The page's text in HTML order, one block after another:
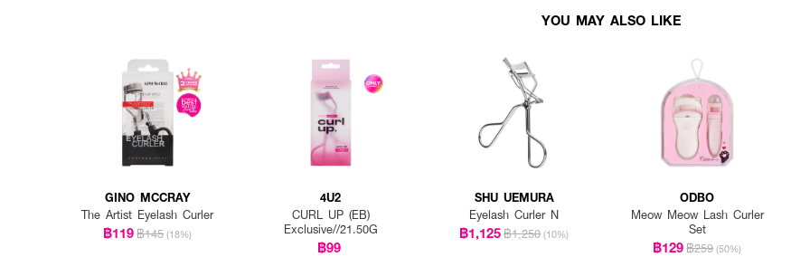
YOU MAY ALSO LIKE
GINO MCCRAY
The Artist Eyelash Curler
฿119฿145 (18%)
4U2
CURL UP (EB)
Exclusive//21.50G
฿99
SHU UEMURA
Eyelash Curler N
฿1,125฿1,250 (10%)
ODBO
Meow Meow Lash Curler
Set
฿129฿259 (50%)